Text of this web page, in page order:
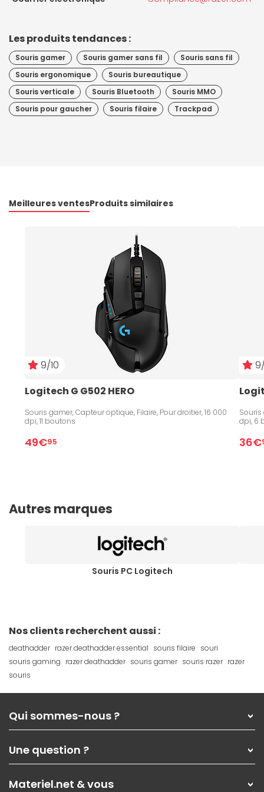
Les produits tendances :
Souris gamer Souris gamer sans fil
Souris sans fil
Souris ergonomique
Souris bureautique
Souris verticale
Souris Bluetooth
Souris MMO
Souris pour gaucher
Souris filaire Trackpad
Meilleures ventesProduits similaires
9/10
Logitech G G502 HERO
Souris gamer, Capteur optique, Filaire, Pour droitier, 16 000
dpi, 11 boutons
49€95
Souris
dpi, 6
36€
Autres marques
Souris PC Logitech
Nos clients recherchent aussi :
deathadder razer deathadder essential souris filaire souri
souris gaming razer deathadder souris gamer souris razer razer
souris
Qui sommes-nous ?
Nos services
Les magasins Materiel.net
Nos solutions pour les pros
Une question ?
Paiement, livraison
Materiel.net & vous